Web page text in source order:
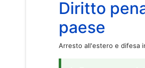
Diritto
paese
Arresto all'estero e difesa